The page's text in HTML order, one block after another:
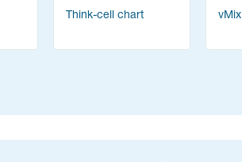
Think-cell chart vMix